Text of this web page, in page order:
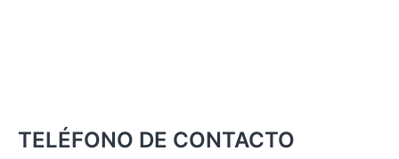
TELÉFONO DE CONTACTO